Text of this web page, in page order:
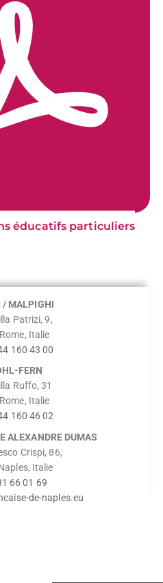
éducatifs particuliers
/ MALPIGHI
Patrizi, 9,
Italie
160 43 00
FERN
Ruffo, 31
Italie
160 46 02
ALEXANDRE DUMAS
Crispi, 86,
Italie
66 01 69
de-naples.eu